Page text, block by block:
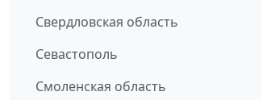
Свердловская область
Севастополь
Смоленская область